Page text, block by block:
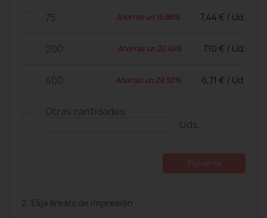
75 Ahorras un 16,88% 7,44 € / Ud.
200 Ahorras un 22,45% 7,10 € / Ud.
400 Ahorras un 29,50% 6,71 € / Ud.
Otras cantidades
Uds.
2. Elija área/s de impresión